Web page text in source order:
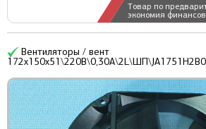
Товар по
экономия
Вентиляторы / вент